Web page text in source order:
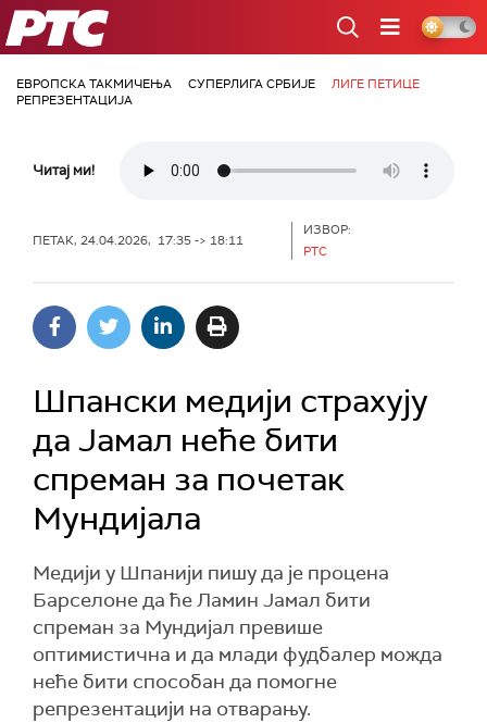
РТС
ЕВРОПСКА ТАКМИЧЕЊА СУПЕРЛИГА СРБИЈЕ
ЛИГЕ ПЕТИЦЕ
РЕПРЕЗЕНТАЦИЈА
Читај ми!
ПЕТАК, 24.04.2026, 17:35 -> 18:11
ИЗВОР:
РТС
Шпански медији страхују
да Јамал неће бити
спреман за почетак
Мундијала
Медији у Шпанији пишу да је процена
Барселоне да ће Ламин Јамал бити
спреман за Мундијал превише
оптимистична и да млади фудбалер можда
неће бити способан да помогне
репрезентацији на отварању.